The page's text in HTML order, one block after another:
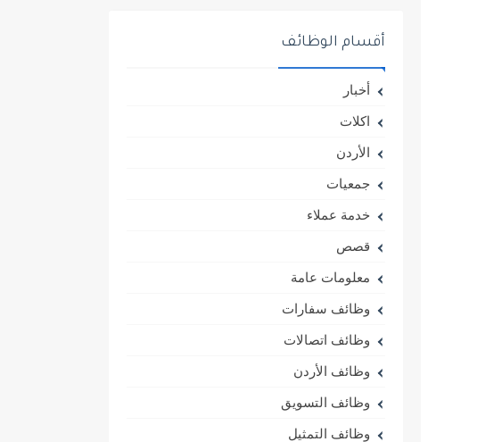
أقسام الوظائف
أخبار
اكلات
الأردن
جمعيات
خدمة عملاء
قصص
معلومات عامة
وظائف سفارات
وظائف اتصالات
وظائف الأردن
وظائف التسويق
وظائف التمثيل